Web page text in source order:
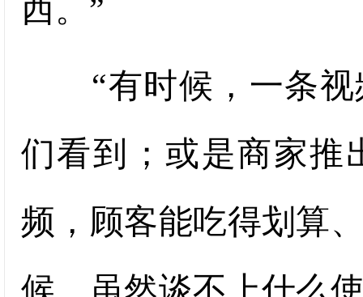
西。”
“有时候，一条视
们看到；或是商家推
频，顾客能吃得划算